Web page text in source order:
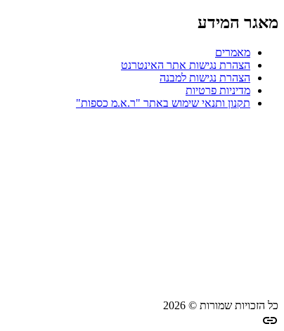
מאגר המידע
מאמרים
הצהרת נגישות אתר האינטרנט
הצהרת נגישות למבנה
מדיניות פרטיות
תקנון ותנאי שימוש באתר "ר.א.מ כספות"
כל הזכויות שמורות © 2026